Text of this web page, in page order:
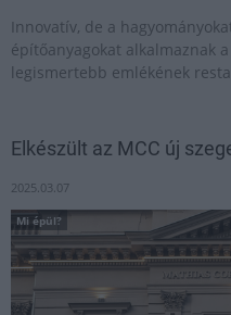
Innovatív, de a
építőanyagokat alkalmaznak
legismertebb emlékének
Elkészült az MCC új
2025.03.07
Mi épül?